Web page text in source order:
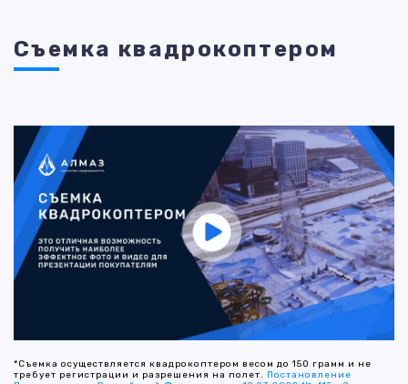
Съемка квадрокоптером
*Съемка осуществляется квадрокоптером весом до 150 грамм и не
требует регистрации и разрешения на полет. Постановление